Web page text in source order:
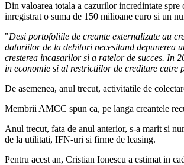
Din valoarea totala a cazurilor incredintate
inregistrat o suma de 150 milioane euro si un
"Desi portofoliile de creante externalizate au
datoriilor de la debitori necesitand depunerea
cresterea incasarilor si a ratelor de succes. In
in economie si al restrictiilor de creditare catre
De asemenea, anul trecut, activitatile de
Membrii AMCC spun ca, pe langa creantele
Anul trecut, fata de anul anterior, s-a marit si
de la utilitati, IFN-uri si firme de leasing.
Pentru acest an, Cristian Ionescu a estimat in